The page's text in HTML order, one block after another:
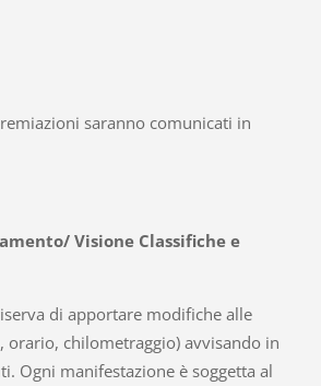
saranno comunicati in
Visione Classifiche e
di apportare modifiche alle
orario, chilometraggio) avvisando in
Ogni manifestazione è soggetta al